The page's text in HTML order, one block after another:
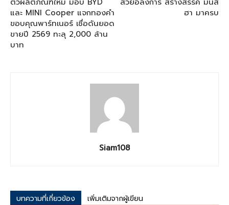
และ MINI Cooper แจกทองคำ
ขอบคุณพาร์ทเนอร์ เชื่อดันยอด
ขายปี 2569 ทะลุ 2,000 ล้าน
บาท
ฮา มาครบ
Siam108
บทความที่เกี่ยวข้อง เพิ่มเติมจากผู้เขียน